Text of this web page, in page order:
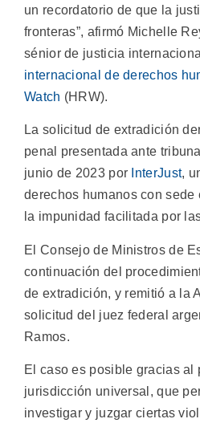
un recordatorio de que la
fronteras”, afirmó Michelle
sénior de justicia
internacional de derechos
Watch (HRW).
La solicitud de extradición
penal presentada ante
junio de 2023 por InterJust,
derechos humanos con sede
la impunidad facilitada por
El Consejo de Ministros de
continuación del
de extradición, y remitió a la
solicitud del juez federal
Ramos.
El caso es posible gracias al
jurisdicción universal, que
investigar y juzgar ciertas